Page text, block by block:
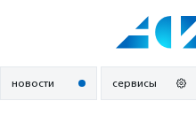
новости сервисы